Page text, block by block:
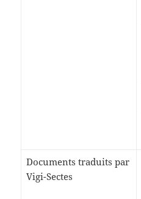
Documents traduits par
Vigi-Sectes